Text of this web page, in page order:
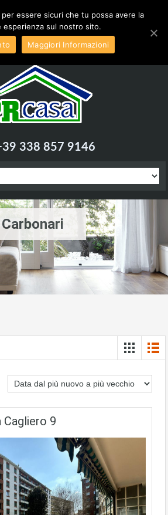
una email a : info@prcasa.it
338 857 9146
Cagliero 9
essere sicuri che tu possa avere la
esperienza sul nostro sito.
Maggiori Informazioni